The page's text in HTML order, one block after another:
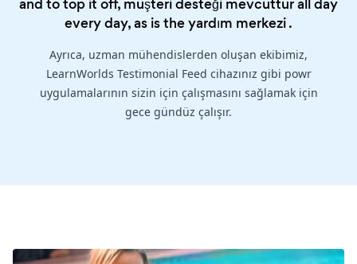
and to top it off, müşteri desteği mevcuttur all day
every day, as is theyardım merkezi.
Ayrıca, uzman mühendislerden oluşan ekibimiz,
LearnWorlds Testimonial Feed cihazınız gibi powr
uygulamalarının sizin için çalışmasını sağlamak için
gece gündüz çalışır.